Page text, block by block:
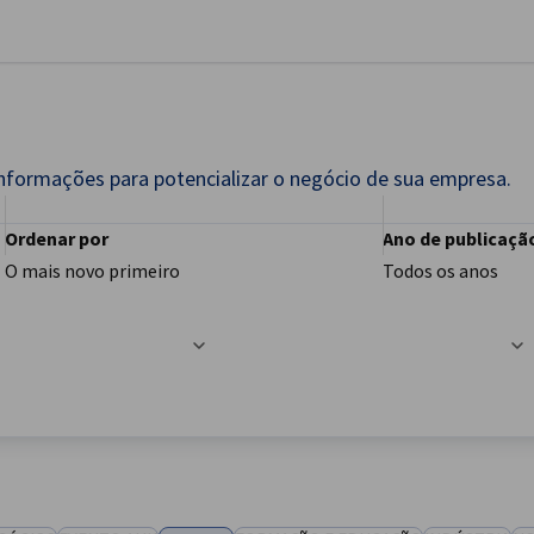
para potencializar o negócio de sua empresa.
Ordenar por
O mais novo primeiro
Ano de
Todos os anos